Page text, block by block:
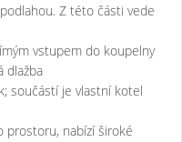
Z této části vede
vstupem do koupelny
dlažba
součástí je vlastní kotel
prostoru, nabízí široké